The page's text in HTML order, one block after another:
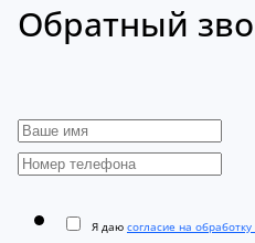
Обратный
Я даю согласие на